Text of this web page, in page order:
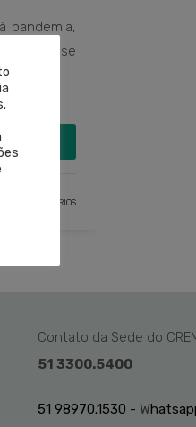
pandemia,
podem se
LEIA MAIS
SEM COMENTÁRIOS
Contato da Sede do
51 3300.5400
51 98970.1530 - W